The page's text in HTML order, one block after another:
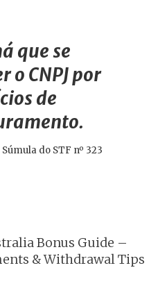
que se
o CNPJ por
de
Súmula do STF nº 323
Bonus Guide –
& Withdrawal Tips